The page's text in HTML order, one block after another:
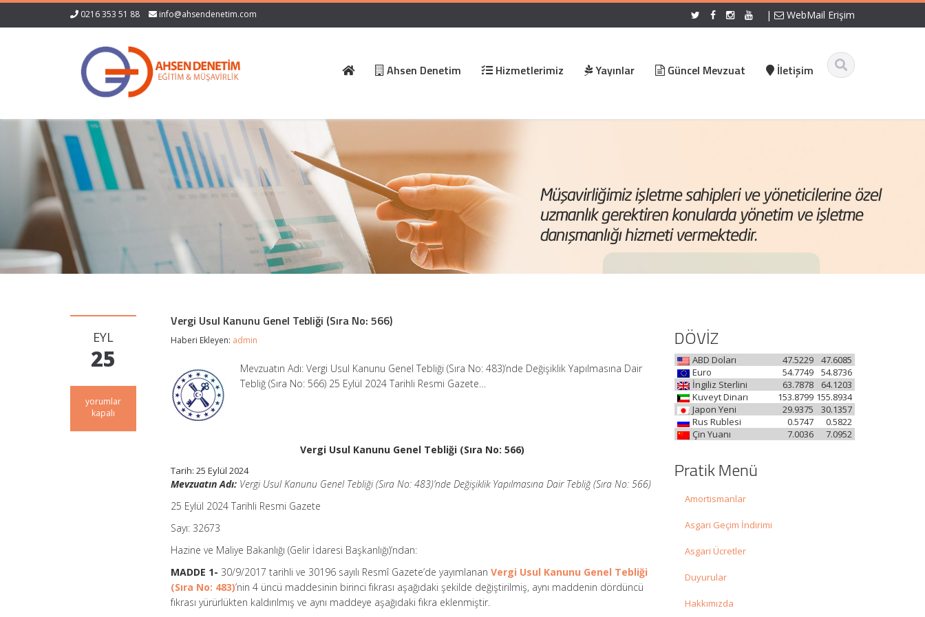
0216 353 51 88 info@ahsendenetim.com | WebMail Erişim
Ahsen Denetim Hizmetlerimiz Yayınlar Güncel Mevzuat İletişim
EYL
25
Vergi
Usul
yorumlar
kapalı
Vergi Usul Kanunu Genel Tebliği (Sıra No: 566)
Haberi Ekleyen: admin
Mevzuatın Adı: Vergi Usul Kanunu Genel Tebliği (Sıra No: 483)’nde Değişiklik Yapılmasına Dair
Tebliğ (Sıra No: 566) 25 Eylül 2024 Tarihli Resmi Gazete…
Vergi Usul Kanunu Genel Tebliği (Sıra No: 566)
Tarih: 25 Eylül 2024
Mevzuatın Adı: Vergi Usul Kanunu Genel Tebliği (Sıra No: 483)’nde Değişiklik Yapılmasına Dair Tebliğ (Sıra No: 566)
25 Eylül 2024 Tarihli Resmi Gazete
Sayı: 32673
Hazine ve Maliye Bakanlığı (Gelir İdaresi Başkanlığı)’ndan:
MADDE 1- 30/9/2017 tarihli ve 30196 sayılı Resmî Gazete’de yayımlananVergi Usul Kanunu Genel Tebliği
(Sıra No: 483)’nin 4 üncü maddesinin birinci fıkrası aşağıdaki şekilde değiştirilmiş, aynı maddenin dördüncü
fıkrası yürürlükten kaldırılmış ve aynı maddeye aşağıdaki fıkra eklenmiştir.
DÖVİZ
ABD Doları 47.6085
47.5229
Euro
54.8736
54.7749
İngiliz Sterlini
64.1203
63.7878
Kuveyt Dinarı
155.8934
153.8799
Japon Yeni
30.1357
29.9375
Rus Rublesi
0.5822
0.5747
Çin Yuanı
7.0952
7.0036
Pratik Menü
Amortismanlar
Asgari Geçim İndirimi
Asgari Ücretler
Duyurular
Hakkımızda